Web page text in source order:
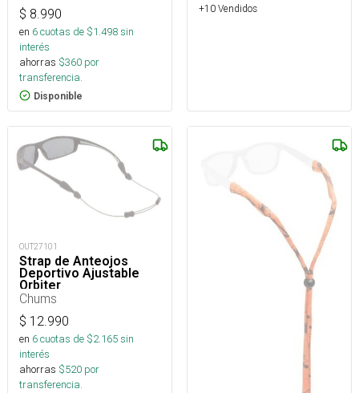
$ 8.990
en 6cuotas de $1.498sin
interés
ahorras $360 por
transferencia.
Disponible
+10 Vendidos
OUT27101
Strap de Anteojos
Deportivo Ajustable
Orbiter
Chums
$ 12.990
en 6cuotas de $2.165sin
interés
ahorras $520 por
transferencia.